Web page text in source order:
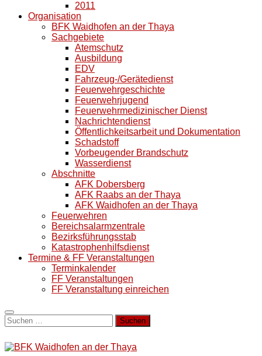
2011
Organisation
BFK Waidhofen an der Thaya
Sachgebiete
Atemschutz
Ausbildung
EDV
Fahrzeug-/Gerätedienst
Feuerwehrgeschichte
Feuerwehrjugend
Feuerwehrmedizinischer Dienst
Nachrichtendienst
Öffentlichkeitsarbeit und Dokumentation
Schadstoff
Vorbeugender Brandschutz
Wasserdienst
Abschnitte
AFK Dobersberg
AFK Raabs an der Thaya
AFK Waidhofen an der Thaya
Feuerwehren
Bereichsalarmzentrale
Bezirksführungsstab
Katastrophenhilfsdienst
Termine & FF Veranstaltungen
Terminkalender
FF Veranstaltungen
FF Veranstaltung einreichen
Suchen
nach: